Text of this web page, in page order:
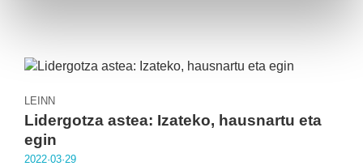
LEINN
Lidergotza astea: Izateko, hausnartu eta
egin
2022·03·29